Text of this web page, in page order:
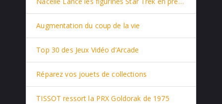
Augmentation du coup de la vie
Top 30 des Jeux Vidéo d’Arcade
Réparez vos jouets de collections
TISSOT ressort la PRX Goldorak de 1975